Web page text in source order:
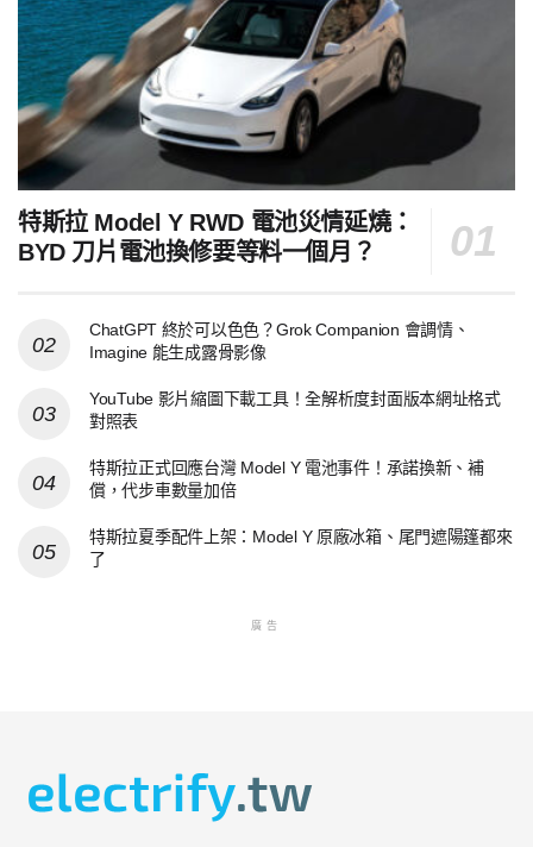
特斯拉 Model Y RWD 電池災情延燒：
BYD 刀片電池換修要等料一個月？
ChatGPT 終於可以色色？Grok Companion 會調情、
Imagine 能生成露骨影像
YouTube 影片縮圖下載工具！全解析度封面版本網址格式
對照表
特斯拉正式回應台灣 Model Y 電池事件！承諾換新、補
償，代步車數量加倍
特斯拉夏季配件上架：Model Y 原廠冰箱、尾門遮陽篷都來
了
廣告